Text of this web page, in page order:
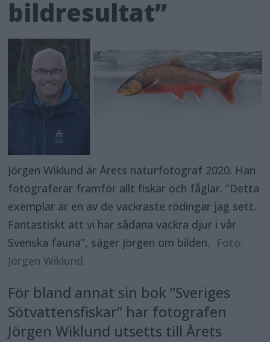
bildresultat”
Jörgen Wiklund är Årets naturfotograf 2020. Han
fotograferar framför allt fiskar och fåglar. ”Detta
exemplar är en av de vackraste rödingar jag sett.
Fantastiskt att vi har sådana vackra djur i vår
Svenska fauna”, säger Jörgen om bilden. Foto:
Jörgen Wiklund
För bland annat sin bok ”Sveriges
Sötvattensfiskar” har fotografen
Jörgen Wiklund utsetts till Årets